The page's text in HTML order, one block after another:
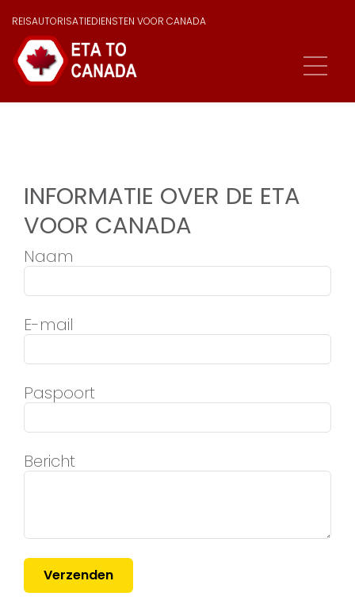
REISAUTORISATIEDIENSTEN VOOR CANADA
INFORMATIE OVER DE ETA
VOOR CANADA
Naam
E-mail
Paspoort
Bericht
Verzenden